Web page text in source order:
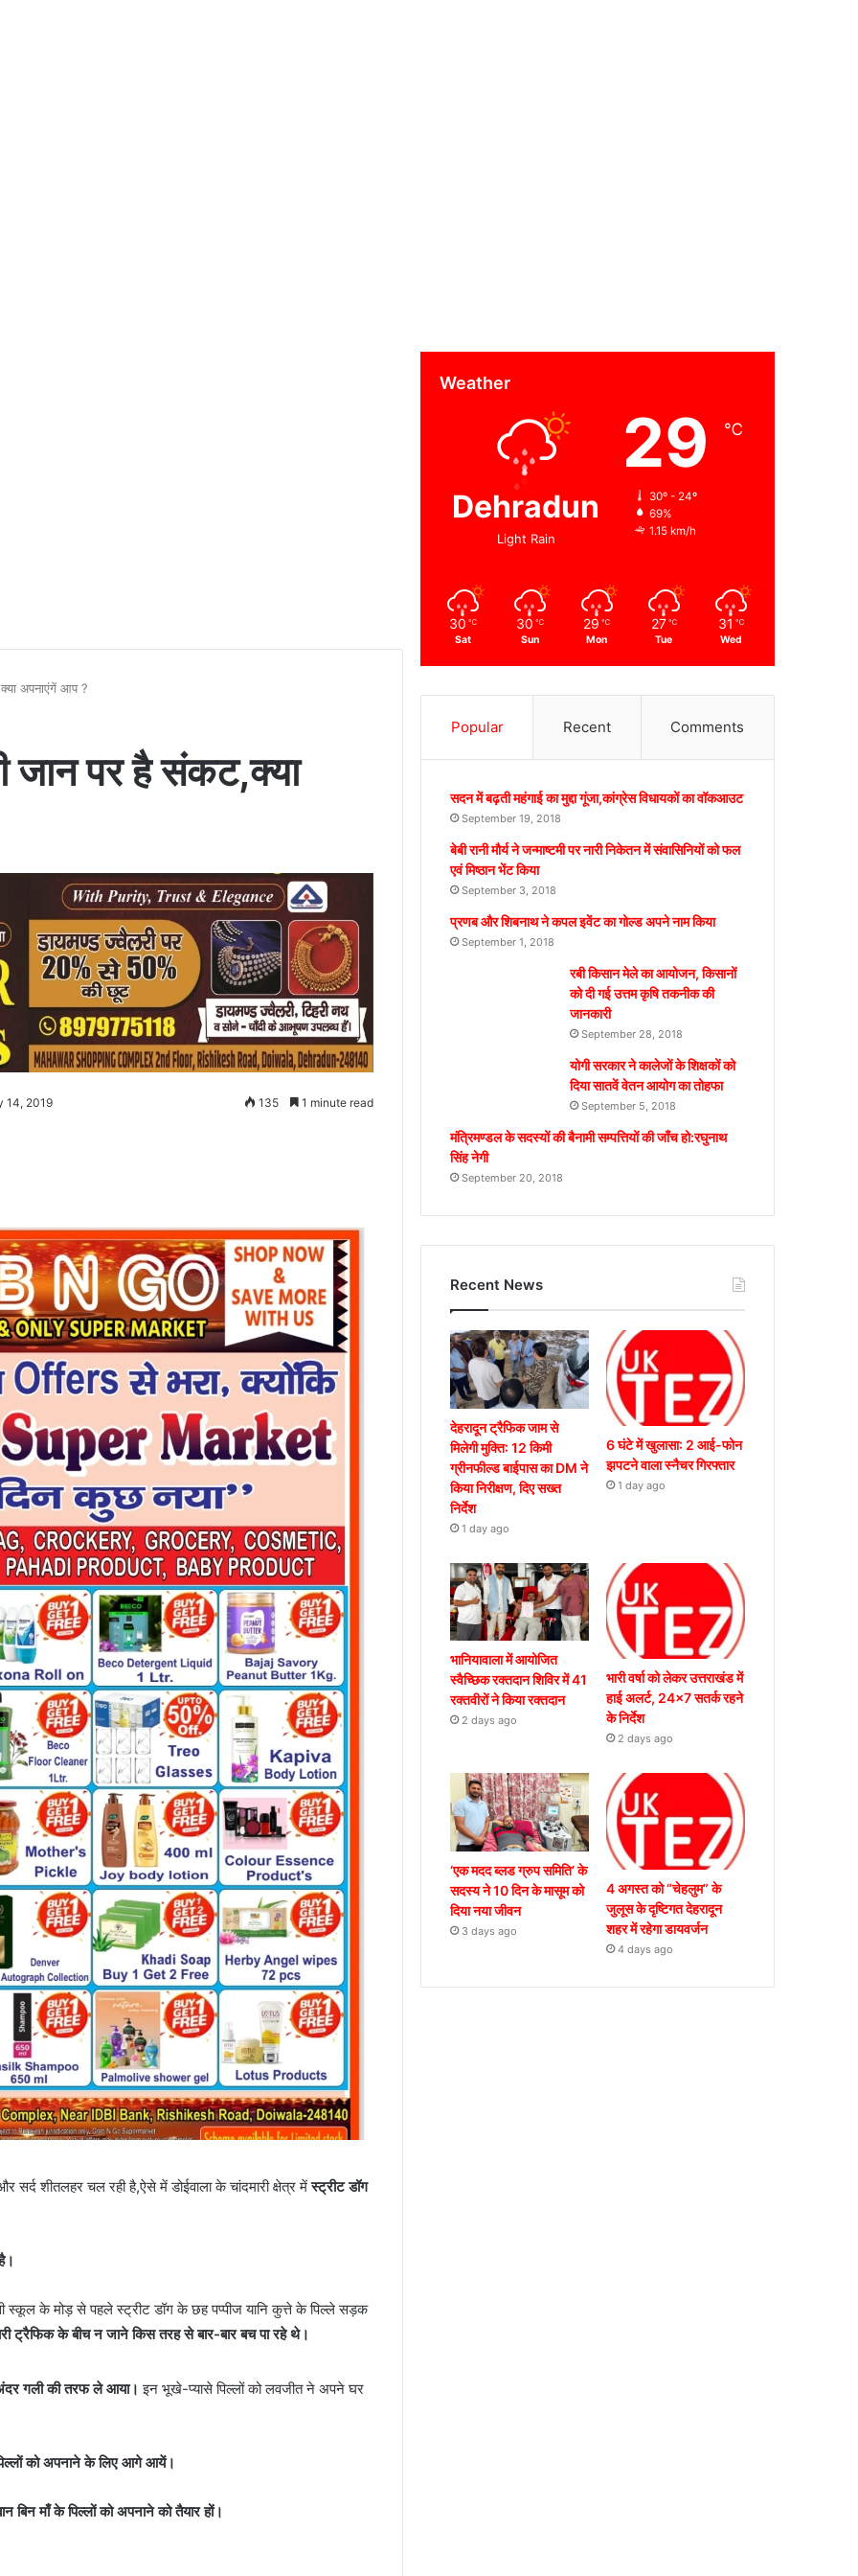
अपनाएंगें आप ?
जान पर है संकट,क्या
14, 2019 135 1 minute read
शीतलहर चल रही है,ऐसे में डोईवाला के चांदमारी क्षेत्र मेंस्ट्रीट डॉग
स्कूल के मोड़ से पहले स्ट्रीट डॉग के छह पप्पीज यानि कुत्ते के पिल्ले सड़क
ट्रैफिक के बीच न जाने किस तरह से बार-बार बच पा रहे थे।
गली की तरफ ले आया। इन भूखे-प्यासे पिल्लों को लवजीत ने अपने घर
को अपनाने के लिए आगे आयें।
माँ के पिल्लों को अपनाने को तैयार हों।
Weather
Dehradun
Light Rain
29 ℃
30º - 24º
69%
1.15 km/h
30 ℃
Sat
30 ℃
Sun
29 ℃
Mon
27 ℃
Tue
31 ℃
Wed
Popular Recent Comments
सदन में बढ़ती महंगाई का मुद्दा गूंजा,कांग्रेस विधायकों का वॉकआउट
September 19, 2018
बेबी रानी मौर्य ने जन्माष्टमी पर नारी निकेतन में संवासिनियों को फल
एवं मिष्ठान भेंट किया
September 3, 2018
प्रणब और शिबनाथ ने कपल इवेंट का गोल्ड अपने नाम किया
September 1, 2018
रबी किसान मेले का आयोजन, किसानों
को दी गई उत्तम कृषि तकनीक की
जानकारी
September 28, 2018
योगी सरकार ने कालेजों के शिक्षकों को
दिया सातवें वेतन आयोग का तोहफा
September 5, 2018
मंत्रिमण्डल के सदस्यों की बैनामी सम्पत्तियों की जाँच हो:रघुनाथ
सिंह नेगी
September 20, 2018
Recent News
देहरादून ट्रैफिक जाम से
मिलेगी मुक्ति: 12 किमी
ग्रीनफील्ड बाईपास का DM ने
किया निरीक्षण, दिए सख्त
निर्देश
1 day ago
6 घंटे में खुलासा: 2 आई-फोन
झपटने वाला स्नैचर गिरफ्तार
1 day ago
भानियावाला में आयोजित
स्वैच्छिक रक्तदान शिविर में 41
रक्तवीरों ने किया रक्तदान
2 days ago
भारी वर्षा को लेकर उत्तराखंड में
हाई अलर्ट, 24×7 सतर्क रहने
के निर्देश
2 days ago
‘एक मदद ब्लड ग्रुप समिति’ के
सदस्य ने 10 दिन के मासूम को
दिया नया जीवन
3 days ago
4 अगस्त को “चेहलुम” के
जुलूस के दृष्टिगत देहरादून
शहर में रहेगा डायवर्जन
4 days ago